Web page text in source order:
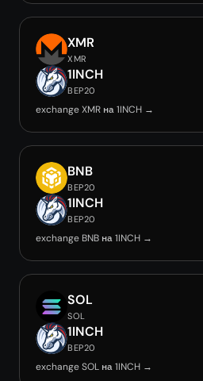
XMR
XMR
1INCH
BEP20
exchange XMR на 1INCH →
BNB
BEP20
1INCH
BEP20
exchange BNB на 1INCH →
SOL
SOL
1INCH
BEP20
exchange SOL на 1INCH →